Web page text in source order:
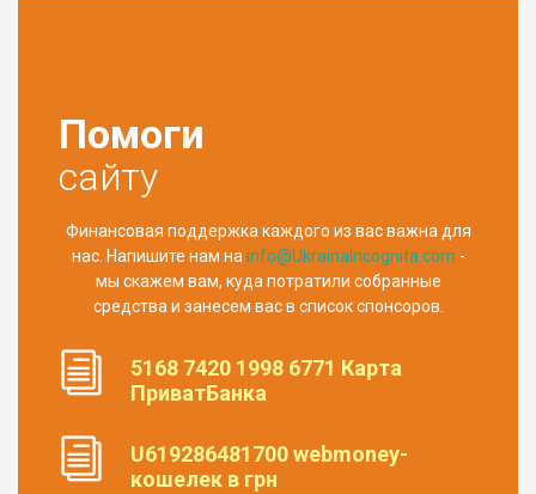
Помоги
сайту
Финансовая поддержка каждого из вас важна для
нас. Напишите нам наinfo@UkrainaIncognita.com -
мы скажем вам, куда потратили собранные
средства и занесем вас в список спонсоров.
5168 7420 1998 6771 Карта
ПриватБанка
U619286481700 webmoney-
кошелек в грн